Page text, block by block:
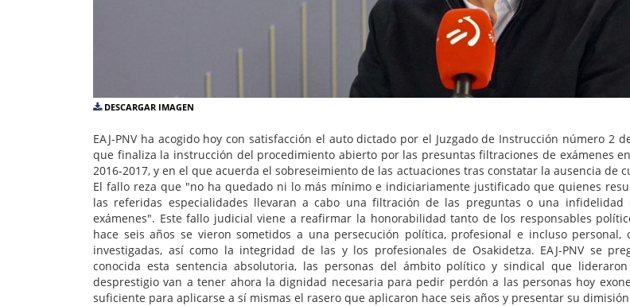
DESCARGAR IMAGEN
EAJ-PNV ha acogido hoy con satisfacción el auto dictado por el Juzgado de Instrucción número 2
que finaliza la instrucción del procedimiento abierto por las presuntas filtraciones de exámenes en
2016-2017, y en el que acuerda el sobreseimiento de las actuaciones tras constatar la ausencia de
El fallo reza que "no ha quedado ni lo más mínimo e indiciariamente justificado que quienes
las referidas especialidades llevaran a cabo una filtración de las preguntas o una
exámenes". Este fallo judicial viene a reafirmar la honorabilidad tanto de los responsables
hace seis años se vieron sometidos a una persecución política, profesional e incluso personal,
investigadas, así como la integridad de las y los profesionales de Osakidetza. EAJ-PNV se
conocida esta sentencia absolutoria, las personas del ámbito político y sindical que
desprestigio van a tener ahora la dignidad necesaria para pedir perdón a las personas hoy
suficiente para aplicarse a sí mismas el rasero que aplicaron hace seis años y presentar su